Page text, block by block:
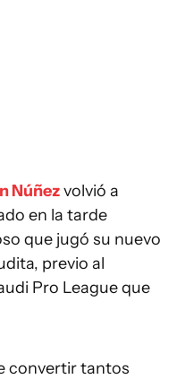
Núñezvolvió a
en la tarde
que jugó su nuevo
previo al
Pro League que
convertir tantos